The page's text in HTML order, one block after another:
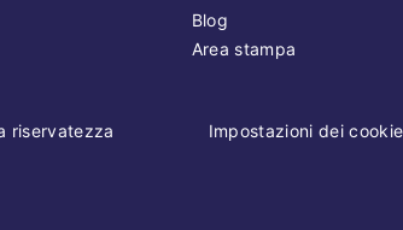
Blog
Area stampa
riservatezza Impostazioni dei cookie